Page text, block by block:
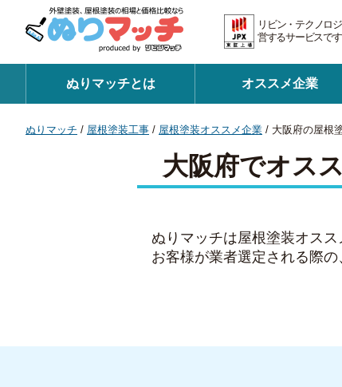
リビン・テクノロ
営するサービスで
ぬりマッチとは オススメ企業
ぬりマッチ / 屋根塗装工事 / 屋根塗装オススメ企業 / 大阪府の屋根
大阪府でオス
ぬりマッチは屋根塗装オス
お客様が業者選定される際